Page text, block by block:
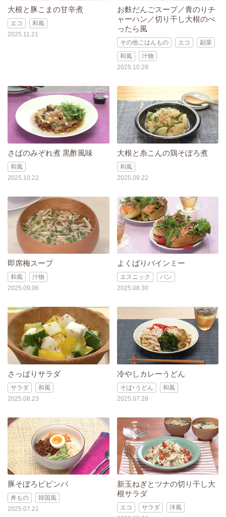
大根と豚こまの甘辛煮
エコ
和風
2025.11.21
お麩だんごスープ／青のりチ
ャーハン／切り干し大根のべ
ったら風
その他ごはんもの エコ
副菜
和風
汁物
2025.10.29
さばのみぞれ煮 黒酢風味
和風
2025.10.22
大根と糸こんの鶏そぼろ煮
和風
2025.09.22
即席梅スープ
和風
汁物
2025.09.06
よくばりバインミー
エスニック
パン
2025.08.30
さっぱりサラダ
サラダ
和風
2025.08.23
冷やしカレーうどん
そば・うどん
和風
2025.07.28
豚そぼろビビンバ
丼もの
韓国風
2025.07.21
新玉ねぎとツナの切り干し大
根サラダ
エコ サラダ
洋風